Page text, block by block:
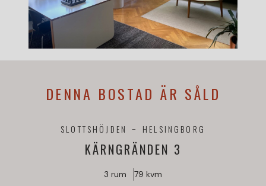
DENNA BOSTAD ÄR SÅLD
KÄRNGRÄNDEN 3
SLOTTSHÖJDEN HELSINGBORG
3 rum 79 kvm